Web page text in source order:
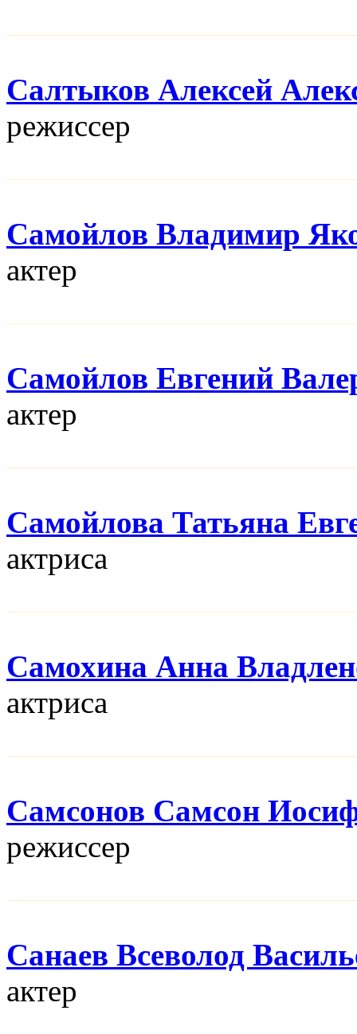
Салтыков Алексей
режисcер
Самойлов Владимир
актер
Самойлов Евгений
актер
Самойлова Татьяна
актриса
Самохина Анна
актриса
Самсонов Самсон
режисcер
Санаев Всеволод
актер